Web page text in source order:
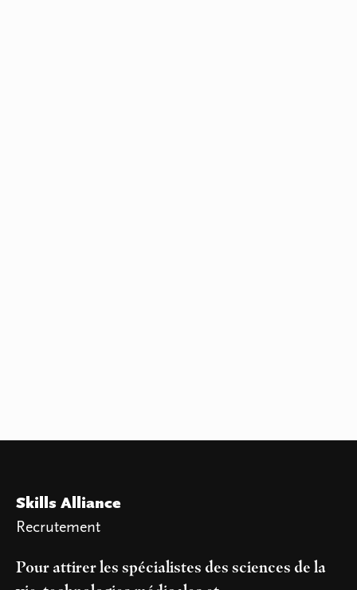
Skills Alliance
Recrutement
Pour attirer les spécialistes des sciences de la